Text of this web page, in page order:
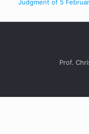
Judgment of 5
Prof.